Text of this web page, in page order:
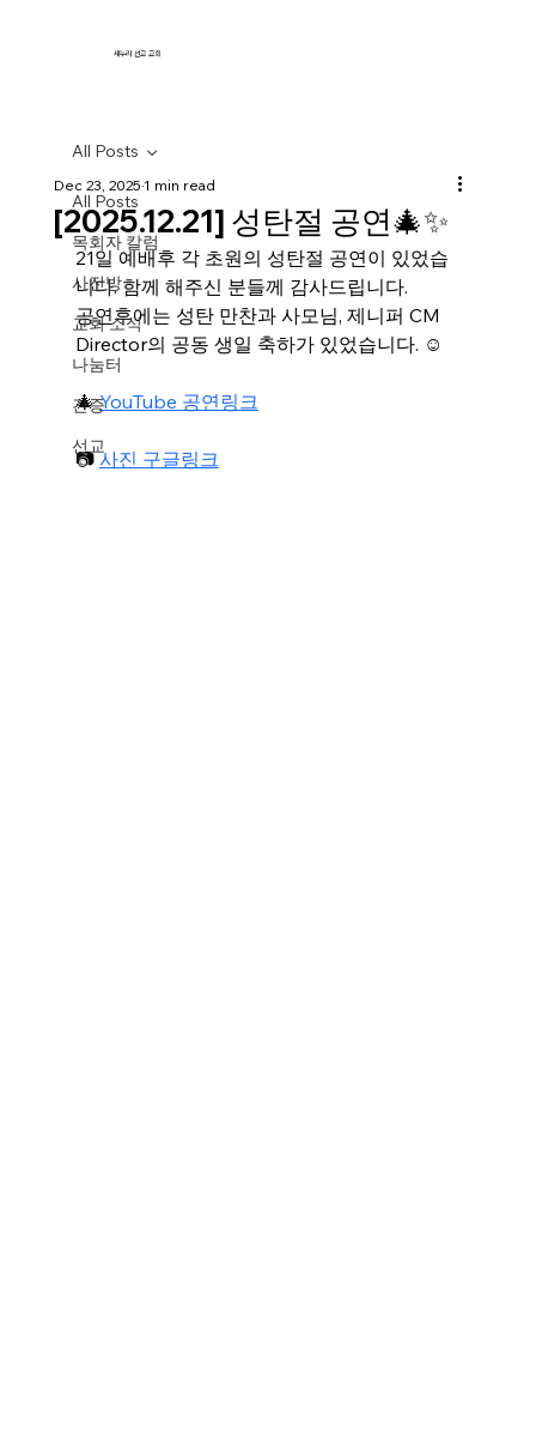
새누리 선교 교회
All Posts
목회자 칼럼
사진방
교회 소식
나눔터
간증
선교
All Posts
[2025.12.21] 성탄절 공연🎄✨
Dec 23, 20251 min read
21일 예배후 각 초원의 성탄절 공연이 있었습
니다. 함께 해주신 분들께 감사드립니다.
공연후에는 성탄 만찬과 사모님, 제니퍼 CM
Director의 공동 생일 축하가 있었습니다. ☺️
🎄 YouTube 공연링크
📷 사진 구글링크